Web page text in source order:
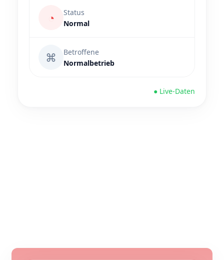
◔
Status
Normal
⌘
Betroffene
Normalbetrieb
● Live-Daten